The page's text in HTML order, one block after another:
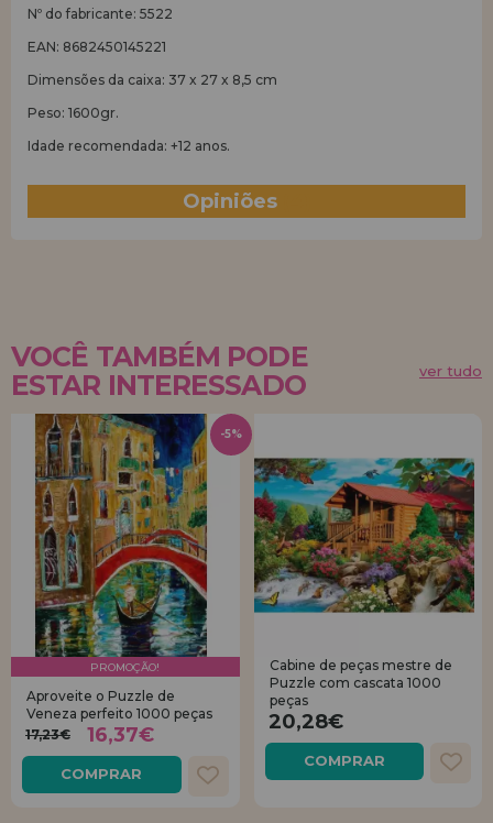
Nº do fabricante: 5522
EAN: 8682450145221
Dimensões da caixa: 37 x 27 x 8,5 cm
Peso: 1600gr.
Idade recomendada: +12 anos.
Opiniões
VOCÊ TAMBÉM PODE
ESTAR INTERESSADO
ver tudo
PROMOÇÃO!
Aproveite o Puzzle de
Veneza perfeito 1000 peças
17,23€
16,37€
COMPRAR
-5%
Cabine de peças mestre de
Puzzle com cascata 1000
peças
20,28€
COMPRAR